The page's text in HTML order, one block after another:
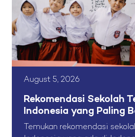
August 5, 2026
Rekomendasi Sekolah
Indonesia yang Paling
Temukan rekomendasi